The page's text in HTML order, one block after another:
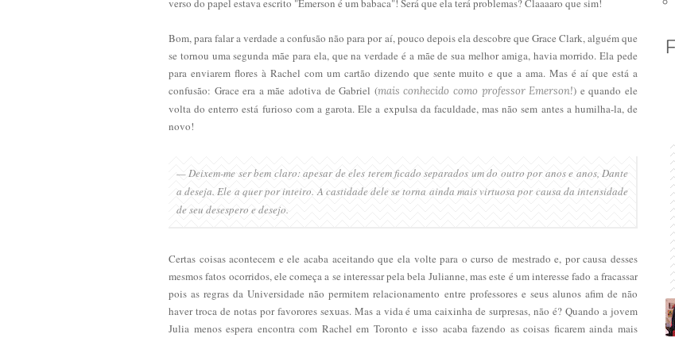
verso do papel estava escrito "Emerson é um babaca"! Será que ela terá problemas? Claaaaro que sim!
Bom, para falar a verdade a confusão não para por aí, pouco depois ela descobre que Grace Clark, alguém que
se tornou umasegunda mãe para ela, que na verdade é a mãe de sua melhor amiga, havia morrido. Ela pede
para enviarem flores à Rachel com um cartão dizendo que sente muito e que a ama. Mas é aí que está a
confusão: Grace era a mãe adotiva de Gabriel (mais conhecido como professor Emerson!) e quando ele
volta do enterro está furioso com a garota. Ele a expulsa da faculdade, mas não sem antes a humilha-la, de
novo!
— Deixem-me ser bem claro: apesar de eles terem ficado separados um do outro por anos e anos, Dante
a deseja. Ele a quer por inteiro. A castidade dele se torna ainda mais virtuosa por causa da intensidade
de seu desespero e desejo.
Certas coisas acontecem e ele acaba aceitando que ela volte para o curso de mestrado e, por causa desses
mesmos fatos ocorridos, ele começa a se interessar pela bela Julianne, mas este é um interesse fado a fracassar
pois as regras da Universidade não permitem relacionamento entre professores e seus alunos afim de não
haver troca de notas por favorores sexuas. Mas a vida é uma caixinha de surpresas, não é? Quando a jovem
Julia menos espera encontra com Rachel em Toronto e isso acaba fazendo as coisas ficarem ainda mais